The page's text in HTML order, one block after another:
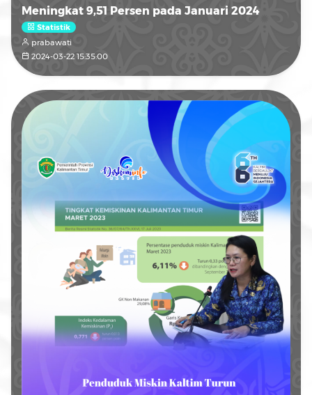
Meningkat 9,51 Persen pada Januari 2024
Statistik
prabawati
2024-03-22 15:35:00